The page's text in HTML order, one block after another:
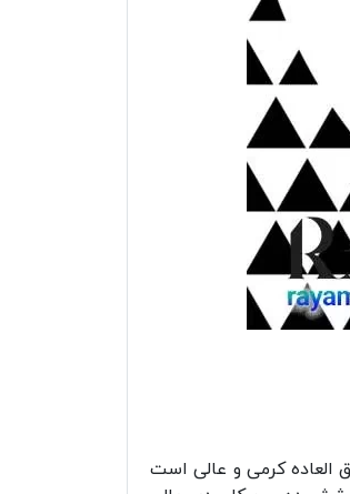
کرمی و عالی است